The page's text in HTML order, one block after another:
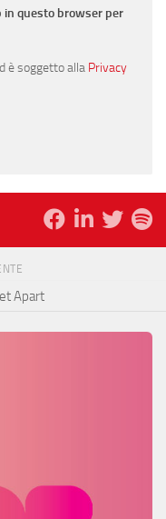
in questo browser per
è soggetto alla Privacy
Apart